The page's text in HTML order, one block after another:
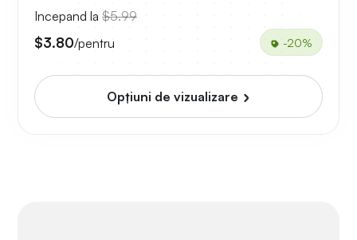
Incepand la $5.99
$3.80/pentru -20%
Opțiuni de vizualizare